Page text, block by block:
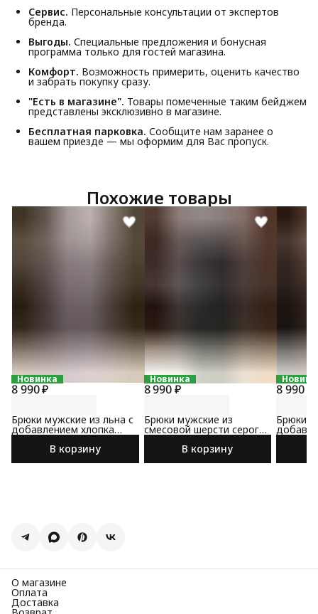
Сервис. Персональные консультации от экспертов
бренда.
Выгоды. Специальные предложения и бонусная
программа только для гостей магазина.
Комфорт. Возможность примерить, оценить качество
и забрать покупку сразу.
"Есть в магазине". Товары помеченные таким бейджем
представлены эксклюзивно в магазине.
Бесплатная парковка. Сообщите нам заранее о
вашем приезде — мы оформим для Вас пропуск.
Похожие товары
Новинка
8 990 ₽
Брюки мужские из льна с
добавлением хлопка
светло-серого цвета
В корзину
Новинка
8 990 ₽
Брюки мужские из
смесовой шерсти серого
цвета
В корзину
8 990 ₽
Брюки
О магазине
Оплата
Доставка